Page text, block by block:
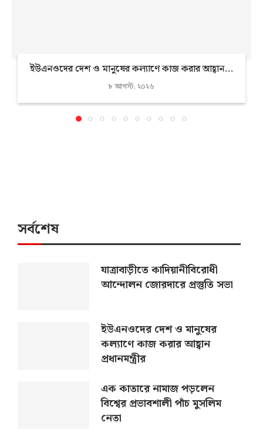
ইউএনওদের দেশ ও মানুষের কল্যাণে কাজ করার আহ্বান...
৮ আগস্ট, ২০২৬
সর্বশেষ
যাত্রাবাড়ীতে কাদিয়ানীবিরোধী
আন্দোলন জোরদারে প্রস্তুতি সভা
ইউএনওদের দেশ ও মানুষের
কল্যাণে কাজ করার আহ্বান
প্রধানমন্ত্রীর
এক কাতারে নামাজ পড়লেন
বিশ্বের প্রভাবশালী পাঁচ মুসলিম
নেতা